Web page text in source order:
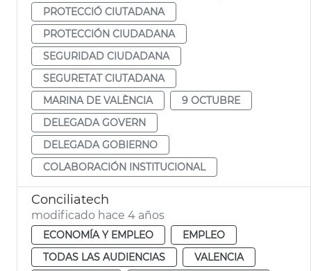
PROTECCIÓ CIUTADANA
PROTECCIÓN CIUDADANA
SEGURIDAD CIUDADANA
SEGURETAT CIUTADANA
MARINA DE VALÈNCIA
9 OCTUBRE
DELEGADA GOVERN
DELEGADA GOBIERNO
COLABORACIÓN INSTITUCIONAL
Conciliatech
modificado hace 4 años
ECONOMÍA Y EMPLEO
EMPLEO
TODAS LAS AUDIENCIAS
VALENCIA